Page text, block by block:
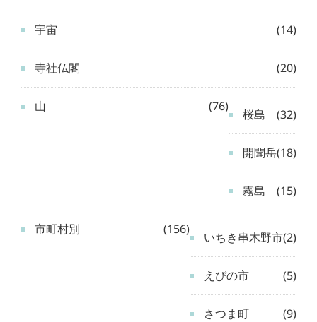
宇宙 (14)
寺社仏閣 (20)
山 (76)
桜島 (32)
開聞岳(18)
霧島 (15)
市町村別 (156)
いちき串木野市(2)
えびの市 (5)
さつま町 (9)